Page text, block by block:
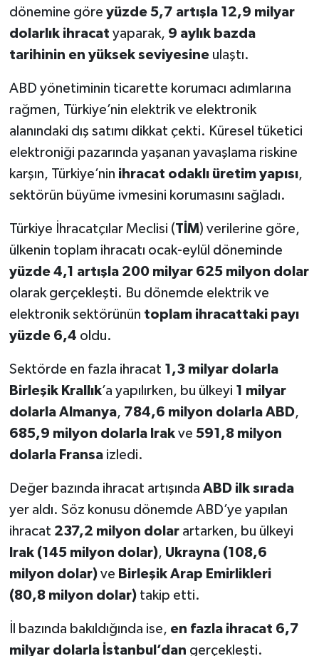
dönemine göre yüzde 5,7 artışla 12,9 milyar
dolarlık ihracat yaparak, 9 aylık bazda
tarihinin en yüksek seviyesineulaştı.
ABD yönetiminin ticarette korumacı adımlarına
rağmen, Türkiye’nin elektrik ve elektronik
alanındaki dış satımı dikkat çekti. Küresel tüketici
elektroniği pazarında yaşanan yavaşlama riskine
karşın, Türkiye’nin ihracat odaklı üretim yapısı,
sektörün büyüme ivmesini korumasını sağladı.
Türkiye İhracatçılar Meclisi (TİM) verilerine göre,
ülkenin toplam ihracatı ocak-eylül döneminde
yüzde 4,1 artışla 200 milyar 625 milyon dolar
olarak gerçekleşti. Bu dönemde elektrik ve
elektronik sektörünün toplam ihracattaki payı
yüzde 6,4 oldu.
Sektörde en fazla ihracat 1,3 milyar dolarla
Birleşik Krallık’a yapılırken, bu ülkeyi 1 milyar
dolarla Almanya, 784,6 milyon dolarla ABD,
685,9 milyon dolarla Irakve 591,8 milyon
dolarla Fransaizledi.
Değer bazında ihracat artışında ABD ilk sırada
yer aldı. Söz konusu dönemde ABD’ye yapılan
ihracat 237,2 milyon dolarartarken, bu ülkeyi
Irak (145 milyon dolar), Ukrayna (108,6
milyon dolar)ve Birleşik Arap Emirlikleri
(80,8 milyon dolar)takip etti.
İl bazında bakıldığında ise, en fazla ihracat 6,7
milyar dolarla İstanbul’dan gerçekleşti.